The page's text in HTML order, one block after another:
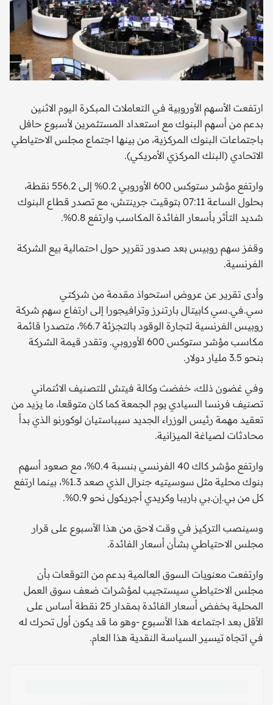
ارتفعت الأسهم الأوروبية في التعاملات المبكرة اليوم الاثنين
بدعم من أسهم البنوك مع استعداد المستثمرين لأسبوع حافل
باجتماعات البنوك المركزية، من بينها اجتماع مجلس الاحتياطي
الاتحادي (البنك المركزي الأمريكي).
وارتفع مؤشر ستوكس 600 الأوروبي 0.2% إلى 556.2 نقطة،
بحلول الساعة 07:11 بتوقيت جرينتش، مع تصدر قطاع البنوك
شديد التأثر بأسعار الفائدة المكاسب وارتفع 0.8%.
وقفز سهم روبيس بعد صدور تقرير حول احتمالية بيع الشركة
الفرنسية.
وأدى تقرير عن عروض استحواذ مقدمة من شركتي
سي.في.سي كابيتال بارتنرز وترافيجورا إلى ارتفاع سهم شركة
روبيس الفرنسية لتجارة الوقود بالتجزئة 6.7%، متصدرا قائمة
مكاسب مؤشر ستوكس 600 الأوروبي. وتقدر قيمة الشركة
بنحو 3.5 مليار دولار.
وفي غضون ذلك، خفضت وكالة فيتش للتصنيف الائتماني
تصنيف فرنسا السيادي يوم الجمعة كما كان متوقعا، ما يزيد من
تعقيد مهمة رئيس الوزراء الجديد سيباستيان لوكورنو الذي بدأ
محادثات لصياغة الميزانية.
وارتفع مؤشر كاك 40 الفرنسي بنسبة 0.4%، مع صعود أسهم
بنوك محلية مثل سوسيتيه جنرال الذي صعد 1.3%، بينما ارتفع
كل من بي.إن.بي باريبا وكريدي أجريكول نحو 0.9%.
وسينصب التركيز في وقت لاحق من هذا الأسبوع على قرار
مجلس الاحتياطي بشأن أسعار الفائدة.
وارتفعت معنويات السوق العالمية بدعم من التوقعات بأن
مجلس الاحتياطي سيستجيب لمؤشرات ضعف سوق العمل
المحلية بخفض أسعار الفائدة بمقدار 25 نقطة أساس على
الأقل بعد اجتماعه هذا الأسبوع -وهو ما قد يكون أول تحرك له
في اتجاه تيسير السياسة النقدية هذا العام.